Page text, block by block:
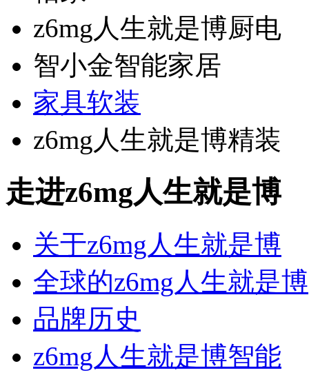
z6mg人生就是博厨电
智小金智能家居
家具软装
z6mg人生就是博精装
走进z6mg人生就是博
关于z6mg人生就是博
全球的z6mg人生就是博
品牌历史
z6mg人生就是博智能